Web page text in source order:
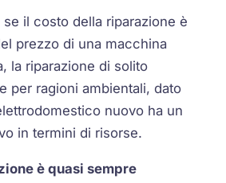
se il costo della riparazione è
prezzo di una macchina
la riparazione di solito
per ragioni ambientali, dato
nuovo ha un
in termini di risorse.
è quasi sempre